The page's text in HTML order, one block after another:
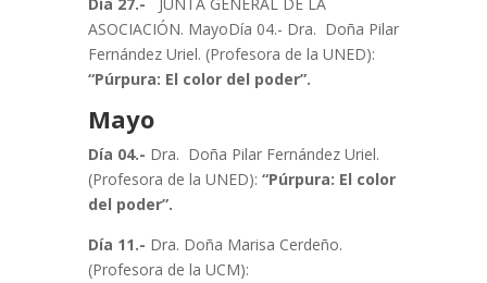
ASOCIACIÓN. MayoDía 04.- Dra. Doña Pilar
Fernández Uriel. (Profesora de la UNED):
“Púrpura: El color del poder”.
Mayo
Día 04.- Dra. Doña Pilar Fernández Uriel.
(Profesora de la UNED): “Púrpura: El color
del poder”.
Día 11.- Dra. Doña Marisa Cerdeño.
(Profesora de la UCM):